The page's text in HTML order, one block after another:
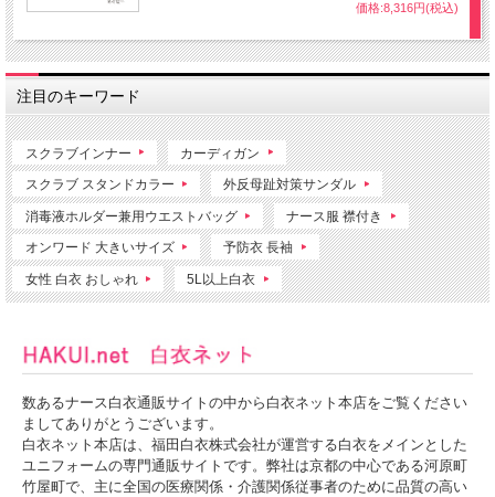
価格:8,316円(税込)
注目のキーワード
スクラブインナー カーディガン
スクラブ スタンドカラー 外反母趾対策サンダル
消毒液ホルダー兼用ウエストバッグ ナース服 襟付き
オンワード 大きいサイズ 予防衣 長袖
女性 白衣 おしゃれ 5L以上白衣
数あるナース白衣通販サイトの中から白衣ネット本店をご覧ください
ましてありがとうございます。
白衣ネット本店は、福田白衣株式会社が運営する白衣をメインとした
ユニフォームの専門通販サイトです。弊社は京都の中心である河原町
竹屋町で、主に全国の医療関係・介護関係従事者のために品質の高い